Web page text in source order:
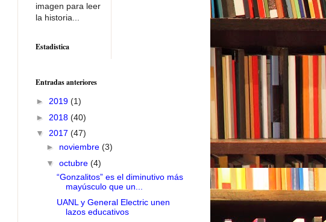
imagen para leer
la historia...
Estadistica
Entradas anteriores
► 2019 (1)
► 2018 (40)
▼ 2017 (47)
► noviembre (3)
▼ octubre (4)
“Gonzalitos” es el diminutivo más
mayúsculo que un...
UANL y General Electric unen
lazos educativos